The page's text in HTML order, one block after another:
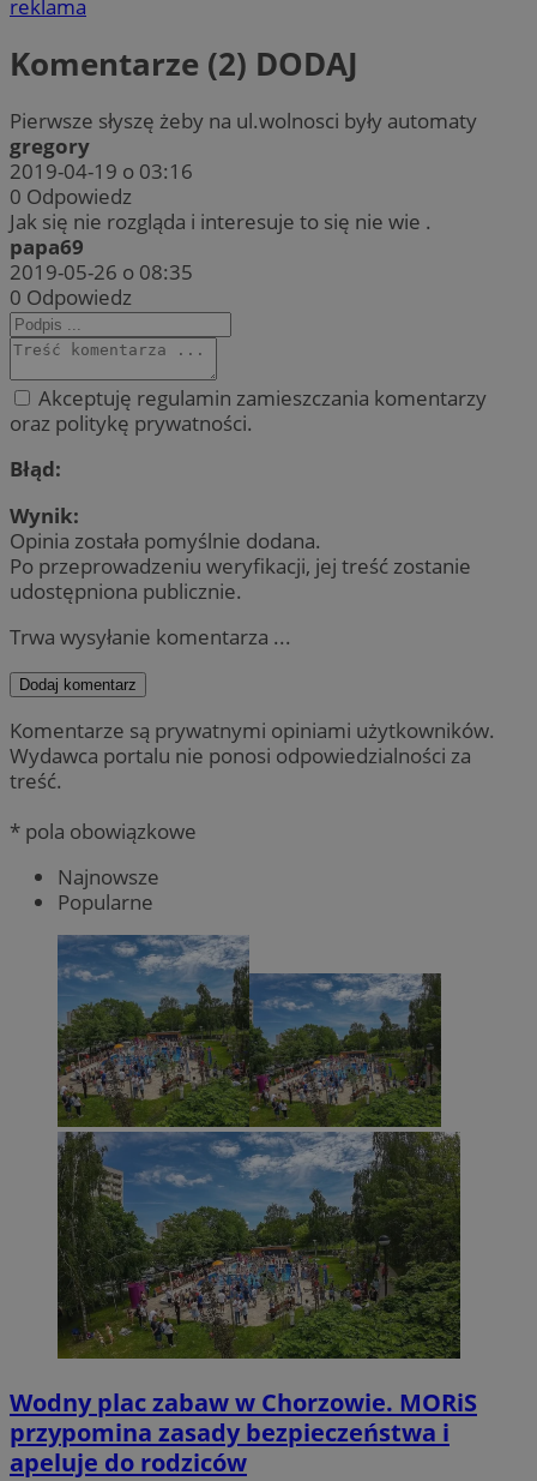
reklama
Komentarze (2) DODAJ
Pierwsze słyszę żeby na ul.wolnosci były automaty
gregory
2019-04-19 o 03:16
0 Odpowiedz
Jak się nie rozgląda i interesuje to się nie wie .
papa69
2019-05-26 o 08:35
0 Odpowiedz
Akceptuję regulamin zamieszczania komentarzy
oraz politykę prywatności.
Błąd:
Wynik:
Opinia została pomyślnie dodana.
Po przeprowadzeniu weryfikacji, jej treść zostanie
udostępniona publicznie.
Trwa wysyłanie komentarza ...
Dodaj komentarz
Komentarze są prywatnymi opiniami użytkowników.
Wydawca portalu nie ponosi odpowiedzialności za
treść.
* pola obowiązkowe
Najnowsze
Popularne
Wodny plac zabaw w Chorzowie. MORiS
przypomina zasady bezpieczeństwa i
apeluje do rodziców